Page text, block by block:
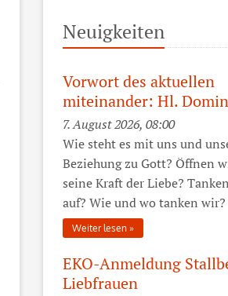
Neuigkeiten
Vorwort des aktuellen
miteinander: Hl.
7. August 2026, 08:00
Wie steht es mit uns und
Beziehung zu Gott? Öffnen
seine Kraft der Liebe?
auf? Wie und wo tanken wir?
Weiter lesen
EKO-Anmeldung
Liebfrauen